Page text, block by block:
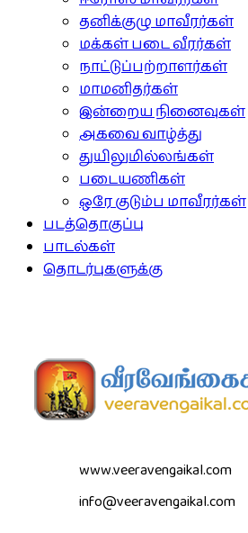
தனிக்குழு மாவீரர்கள்
மக்கள் படை வீரர்கள்
நாட்டுப்பற்றாளர்கள்
மாமனிதர்கள்
இன்றைய நினைவுகள்
அகவை வாழ்த்து
துயிலுமில்லங்கள்
படையணிகள்
ஒரே குடும்ப மாவீரர்கள்
படத்தொகுப்பு
பாடல்கள்
தொடர்புகளுக்கு
www.veeravengaikal.com
info@veeravengaikal.com